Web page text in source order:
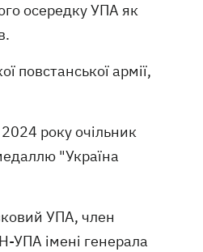
осередку УПА як
повстанської армії,
року очільник
"Україна
УПА, член
УПА імені генерала